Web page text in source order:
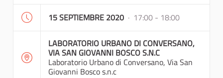
15 SEPTIEMBRE 2020 · 17:00 - 18:00
LABORATORIO URBANO DI CONVERSANO,
VIA SAN GIOVANNI BOSCO S.N.C
Laboratorio Urbano di Conversano, Via San
Giovanni Bosco s.n.c